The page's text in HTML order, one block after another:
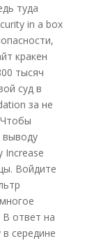
туда
in a box
кракен
тысяч
суд в
за не
Чтобы
выводу
Increase
Войдите
В ответ на
середине